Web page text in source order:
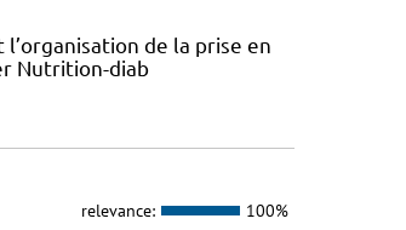
de la prise en
Nutrition-diab
relevance: 100%